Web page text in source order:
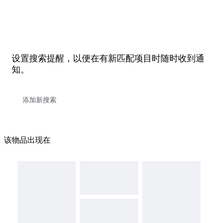
设置搜索提醒，以便在有新匹配项目时随时收到通
知。
该物品出现在